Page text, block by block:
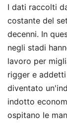
I dati raccolti
costante del
decenni. In
negli stadi
lavoro per
rigger e
diventato
indotto
ospitano le